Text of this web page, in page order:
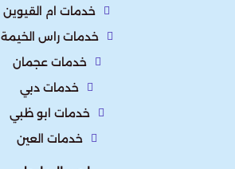
خدمات ام القيوين
خدمات راس الخيمة
خدمات عجمان
خدمات دبي
خدمات ابو ظبي
خدمات العين